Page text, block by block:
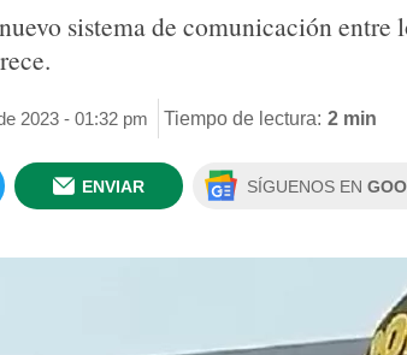
sistema de comunicación
2023 - 01:32 pm Tiempo de lectura: 2 min
ENVIAR SÍGUENOS EN